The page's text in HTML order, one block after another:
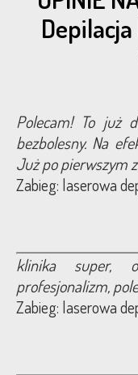
Polecam! To już
bezbolesny. Na
Już po pierwszym
Zabieg: laserowa
klinika super,
profesjonalizm,
Zabieg: laserowa